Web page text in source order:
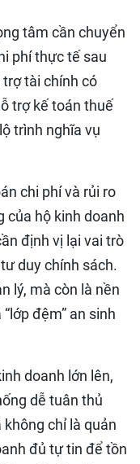
tâm cần chuyển
phí thực tế sau
tài chính có
trợ kế toán thuế
trình nghĩa vụ
chi phí và rủi ro
của hộ kinh doanh
định vị lại vai trò
duy chính sách.
lý, mà còn là nền
đệm” an sinh
doanh lớn lên,
dễ tuân thủ
chỉ là quản
đủ tự tin để tồn